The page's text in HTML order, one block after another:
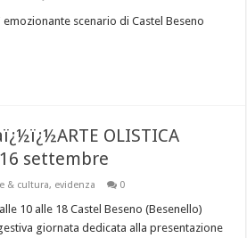
scenario di Castel Beseno
OLISTICA
settembre
& cultura, evidenza 0
10 alle 18 Castel Beseno (Besenello)
giornata dedicata alla presentazione